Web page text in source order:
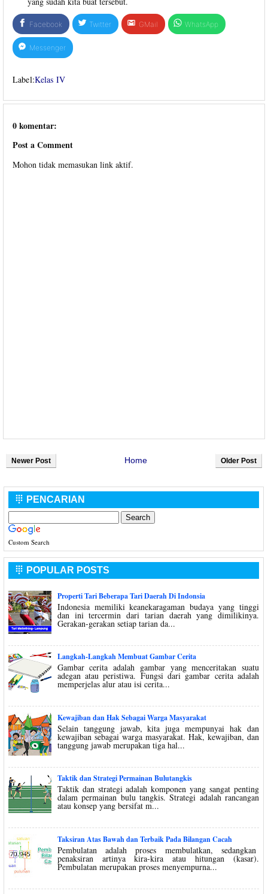
Facebook Twitter GMail WhatsApp
Messenger
Label:Kelas IV
0 komentar:
Post a Comment
Mohon tidak memasukan link aktif.
Newer Post Older Post
Home
 PENCARIAN
Custom Search
 POPULAR POSTS
Properti Tari Beberapa Tari Daerah Di Indonsia
Indonesia memiliki keanekaragaman budaya yang tinggi
dan ini tercermin dari tarian daerah yang dimilikinya.
Gerakan-gerakan setiap tarian da...
Langkah-Langkah Membuat Gambar Cerita
Gambar cerita adalah gambar yang menceritakan suatu
adegan atau peristiwa. Fungsi dari gambar cerita adalah
memperjelas alur atau isi cerita...
Kewajiban dan Hak Sebagai Warga Masyarakat
Selain tanggung jawab, kita juga mempunyai hak dan
kewajiban sebagai warga masyarakat. Hak, kewajiban, dan
tanggung jawab merupakan tiga hal...
Taktik dan Strategi Permainan Bulutangkis
Taktik dan strategi adalah komponen yang sangat penting
dalam permainan bulu tangkis. Strategi adalah rancangan
atau konsep yang bersifat m...
Taksiran Atas Bawah dan Terbaik Pada Bilangan Cacah
Pembulatan adalah proses membulatkan, sedangkan
penaksiran artinya kira-kira atau hitungan (kasar).
Pembulatan merupakan proses menyempurna...